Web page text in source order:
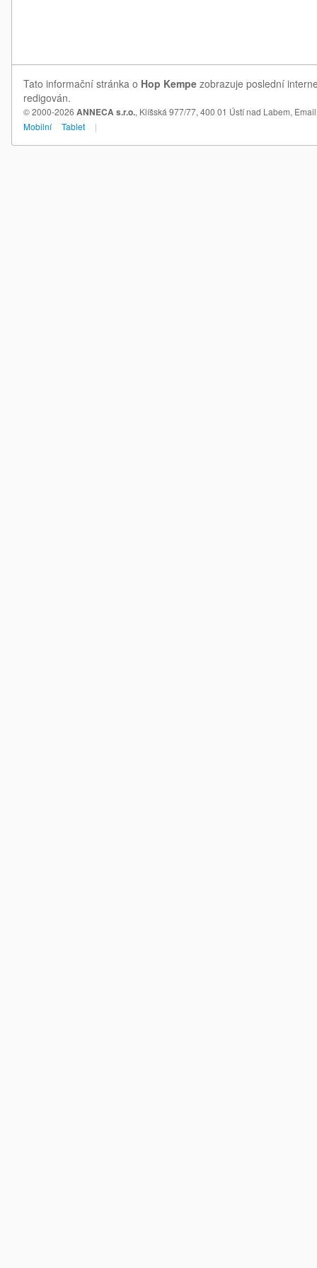
Tato informační stránka o Hop Kempe zobrazuje poslední
redigován.
© 2000-2026 ANNECA s.r.o., Klíšská 977/77, 400 01 Ústí nad Labem,
Mobilní
Tablet |